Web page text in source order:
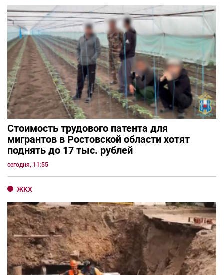
Стоимость трудового патента для
мигрантов в Ростовской области хотят
поднять до 17 тыс. рублей
сегодня, 11:55
ЖКХ